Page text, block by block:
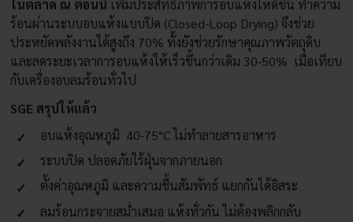
คะแนนของ
ลูกค้า
ในตลาด ณ ตอนนี้ เพิ่มประสิทธิภาพการอบแห้งให้ดีขึ้น ทำความ
ร้อนผ่านระบบอบแห้งแบบปิด (Closed-Loop Drying) จึงช่วย
ประหยัดพลังงานได้สูงถึง 70% ทั้งยังช่วยรักษาคุณภาพวัตถุดิบ
และลดระยะเวลาการอบแห้งให้เร็วขึ้นกว่าเดิม 30-50% เมื่อเทียบ
กับเครื่องอบลมร้อนทั่วไป
SGE สรุปให้แล้ว
อบแห้งอุณหภูมิ 40-75°C ไม่ทำลายสารอาหาร
ระบบปิด ปลอดภัยไร้ฝุ่นจากภายนอก
ตั้งค่าอุณหภูมิ และความชื้นสัมพัทธ์ แยกกันได้อิสระ
ลมร้อนกระจายสม่ำเสมอ แห้งทั่วกัน ไม่ต้องพลิกกลับ